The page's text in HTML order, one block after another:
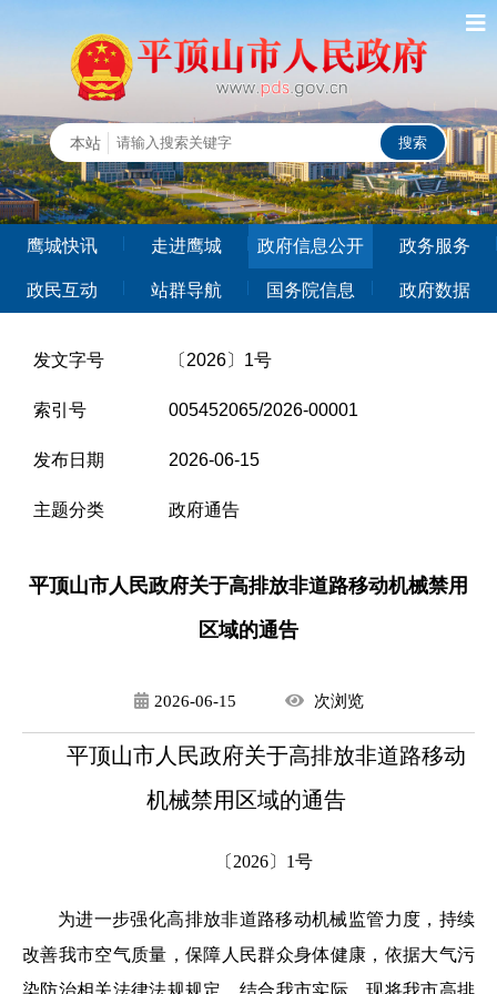
鹰城快讯 走进鹰城 政府信息公开 政务服务
政民互动 站群导航 国务院信息 政府数据
发文字号 〔2026〕1号
索引号 005452065/2026-00001
发布日期 2026-06-15
主题分类 政府通告
平顶山市人民政府关于高排放非道路移动机械禁用
区域的通告
2026-06-15 次浏览
平顶山市人民政府关于高排放非道路移动
机械禁用区域的通告
〔2026〕1号
为进一步强化高排放非道路移动机械监管力度，持续
改善我市空气质量，保障人民群众身体健康，依据大气污
染防治相关法律法规规定，结合我市实际，现将我市高排